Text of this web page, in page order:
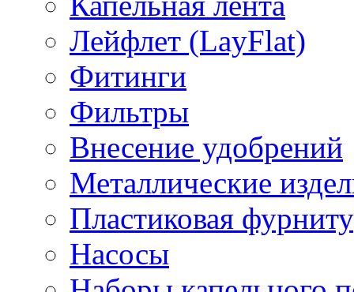
Лейфлет (LayFlat)
Фитинги
Фильтры
Внесение удобрений
Металлические
Пластиковая
Насосы